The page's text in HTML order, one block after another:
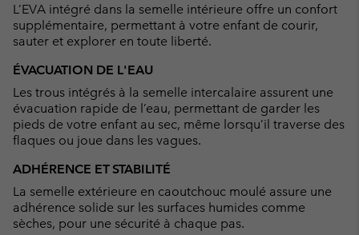
L’EVA intégré dans la semelle intérieure offre un confort
supplémentaire, permettant à votre enfant de courir,
sauter et explorer en toute liberté.
ÉVACUATION DE L'EAU
Les trous intégrés à la semelle intercalaire assurent une
évacuation rapide de l’eau, permettant de garder les
pieds de votre enfant au sec, même lorsqu’il traverse des
flaques ou joue dans les vagues.
ADHÉRENCE ET STABILITÉ
La semelle extérieure en caoutchouc moulé assure une
adhérence solide sur les surfaces humides comme
sèches, pour une sécurité à chaque pas.